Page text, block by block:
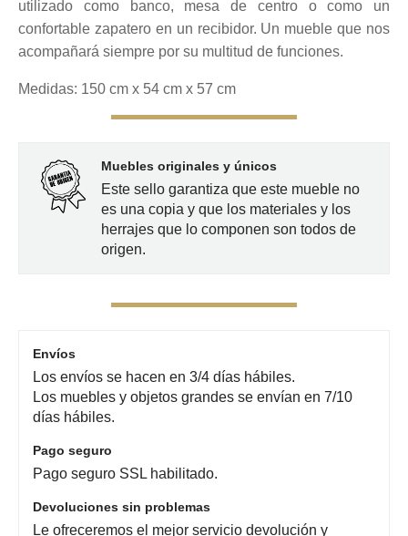
utilizado como banco, mesa de centro o como un
confortable zapatero en un recibidor. Un mueble que nos
acompañará siempre por su multitud de funciones.
Medidas: 150 cm x 54 cm x 57 cm
Muebles originales y únicos
Este sello garantiza que este mueble no
es una copia y que los materiales y los
herrajes que lo componen son todos de
origen.
Envíos
Los envíos se hacen en 3/4 días hábiles.
Los muebles y objetos grandes se envían en 7/10
días hábiles.
Pago seguro
Pago seguro SSL habilitado.
Devoluciones sin problemas
Le ofreceremos el mejor servicio devolución y